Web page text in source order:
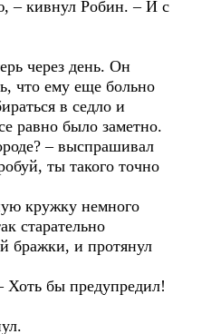
– кивнул Робин. – И с
через день. Он
что ему еще больно
в седло и
равно было заметно.
– выспрашивал
ты такого точно
кружку немного
старательно
бражки, и протянул
Хоть бы предупредил!